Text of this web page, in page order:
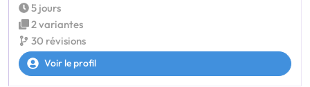
5 jours
2 variantes
30 révisions
Voir le profil